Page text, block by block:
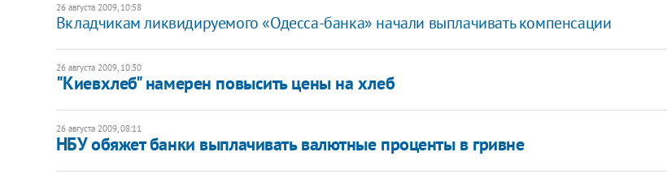
26 августа 2009, 10:58
Вкладчикам ликвидируемого «Одесса-банка» начали выплачивать компенсации
26 августа 2009, 10:30
"Киевхлеб" намерен повысить цены на хлеб
26 августа 2009, 08:11
НБУ обяжет банки выплачивать валютные проценты в гривне